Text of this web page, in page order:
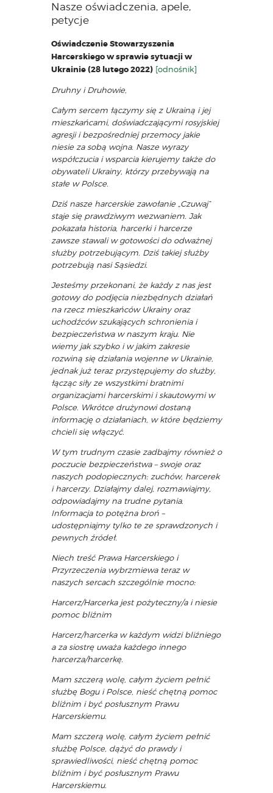
Nasze oświadczenia, apele,
petycje
Oświadczenie Stowarzyszenia
Harcerskiego w sprawie sytuacji w
Ukrainie (28 lutego 2022) [odnośnik]
Druhny i Druhowie,
Całym sercem łączymy się z Ukrainą i jej
mieszkańcami, doświadczającymi rosyjskiej
agresji i bezpośredniej przemocy jakie
niesie za sobą wojna. Nasze wyrazy
współczucia i wsparcia kierujemy także do
obywateli Ukrainy, którzy przebywają na
stałe w Polsce.
Dziś nasze harcerskie zawołanie „Czuwaj”
staje się prawdziwym wezwaniem. Jak
pokazała historia, harcerki i harcerze
zawsze stawali w gotowości do odważnej
służby potrzebującym. Dziś takiej służby
potrzebują nasi Sąsiedzi.
Jesteśmy przekonani, że każdy z nas jest
gotowy do podjęcia niezbędnych działań
na rzecz mieszkańców Ukrainy oraz
uchodźców szukających schronienia i
bezpieczeństwa w naszym kraju. Nie
wiemy jak szybko i w jakim zakresie
rozwiną się działania wojenne w Ukrainie,
jednak już teraz przystępujemy do służby,
łącząc siły ze wszystkimi bratnimi
organizacjami harcerskimi i skautowymi w
Polsce. Wkrótce drużynowi dostaną
informację o działaniach, w które będziemy
chcieli się włączyć.
W tym trudnym czasie zadbajmy również o
poczucie bezpieczeństwa – swoje oraz
naszych podopiecznych: zuchów, harcerek
i harcerzy. Działajmy dalej, rozmawiajmy,
odpowiadajmy na trudne pytania.
Informacja to potężna broń –
udostępniajmy tylko te ze sprawdzonych i
pewnych źródeł.
Niech treść Prawa Harcerskiego i
Przyrzeczenia wybrzmiewa teraz w
naszych sercach szczególnie mocno:
Harcerz/Harcerka jest pożyteczny/a i niesie
pomoc bliźnim
Harcerz/harcerka w każdym widzi bliźniego
a za siostrę uważa każdego innego
harcerza/harcerkę.
Mam szczerą wolę, całym życiem pełnić
służbę Bogu i Polsce, nieść chętną pomoc
bliźnim i być posłusznym Prawu
Harcerskiemu.
Mam szczerą wolę, całym życiem pełnić
służbę Polsce, dążyć do prawdy i
sprawiedliwości, nieść chętną pomoc
bliźnim i być posłusznym Prawu
Harcerskiemu.